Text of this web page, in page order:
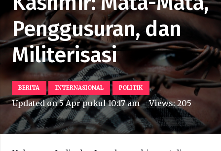
Penggusuran, dan
Militerisasi
BERITA INTERNASIONAL POLITIK
Updated on5 Apr pukul 10:17 am Views:205